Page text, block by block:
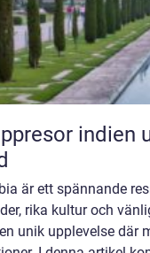
indien upplevelser i kontrasternas
är ett spännande
rika kultur och
unik upplevelse där